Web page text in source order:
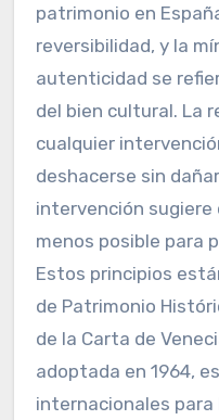
patrimonio en
reversibilidad, y la
autenticidad se
del bien cultural. La
cualquier
deshacerse sin
intervención sugiere
menos posible para
Estos principios
de Patrimonio
de la Carta de
adoptada en 1964,
internacionales para